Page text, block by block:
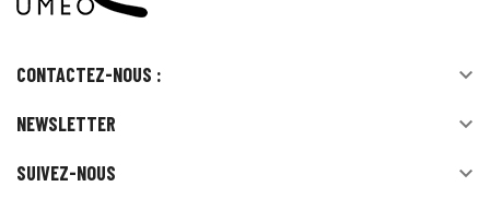
CONTACTEZ-NOUS : 
NEWSLETTER 
SUIVEZ-NOUS 